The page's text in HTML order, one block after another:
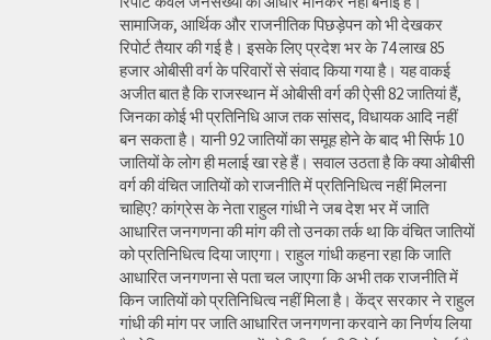
सामाजिक, आर्थिक और राजनीतिक पिछड़ेपन को भी देखकर
रिपोर्ट तैयार की गई है। इसके लिए प्रदेश भर के 74 लाख 85
हजार ओबीसी वर्ग के परिवारों से संवाद किया गया है। यह वाकई
अजीत बात है कि राजस्थान में ओबीसी वर्ग की ऐसी 82 जातियां हैं,
जिनका कोई भी प्रतिनिधि आज तक सांसद, विधायक आदि नहीं
बन सकता है। यानी 92 जातियों का समूह होने के बाद भी सिर्फ 10
जातियों के लोग ही मलाई खा रहे हैं। सवाल उठता है कि क्या ओबीसी
वर्ग की वंचित जातियों को राजनीति में प्रतिनिधित्व नहीं मिलना
चाहिए? कांग्रेस के नेता राहुल गांधी ने जब देश भर में जाति
आधारित जनगणना की मांग की तो उनका तर्क था कि वंचित जातियों
को प्रतिनिधित्व दिया जाएगा। राहुल गांधी कहना रहा कि जाति
आधारित जनगणना से पता चल जाएगा कि अभी तक राजनीति में
किन जातियों को प्रतिनिधित्व नहीं मिला है। केंद्र सरकार ने राहुल
गांधी की मांग पर जाति आधारित जनगणना करवाने का निर्णय लिया